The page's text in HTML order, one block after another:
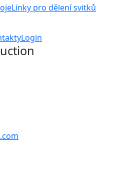
Linky pro dělení svitků
Login